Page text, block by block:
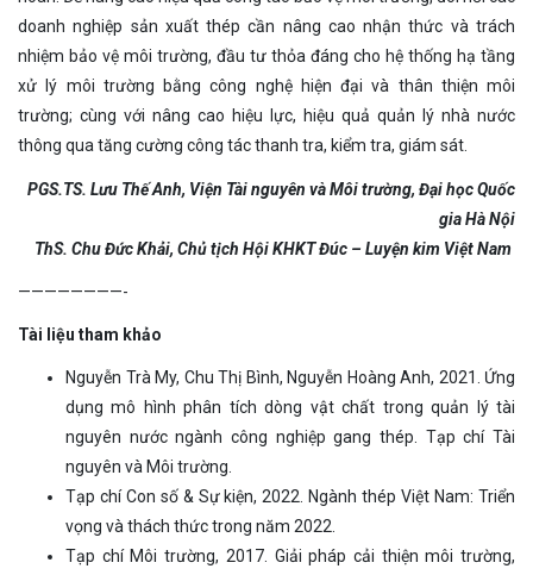
doanh nghiệp sản xuất thép cần nâng cao nhận thức và trách
nhiệm bảo vệ môi trường, đầu tư thỏa đáng cho hệ thống hạ tầng
xử lý môi trường bằng công nghệ hiện đại và thân thiện môi
trường; cùng với nâng cao hiệu lực, hiệu quả quản lý nhà nước
thông qua tăng cường công tác thanh tra, kiểm tra, giám sát.
PGS.TS. Lưu Thế Anh, Viện Tài nguyên và Môi trường, Đại học Quốc
gia Hà Nội
ThS. Chu Đức Khải, Chủ tịch Hội KHKT Đúc – Luyện kim Việt Nam
————————-
Tài liệu tham khảo
Nguyễn Trà My, Chu Thị Bình, Nguyễn Hoàng Anh, 2021. Ứng
dụng mô hình phân tích dòng vật chất trong quản lý tài
nguyên nước ngành công nghiệp gang thép. Tạp chí Tài
nguyên và Môi trường.
Tạp chí Con số & Sự kiện, 2022. Ngành thép Việt Nam: Triển
vọng và thách thức trong năm 2022.
Tạp chí Môi trường, 2017. Giải pháp cải thiện môi trường,